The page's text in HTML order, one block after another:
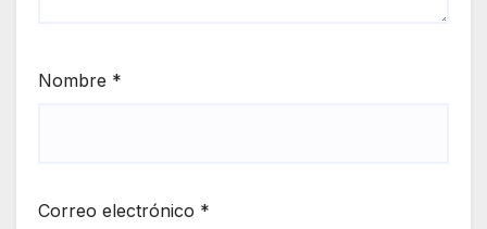
Nombre *
Correo electrónico *